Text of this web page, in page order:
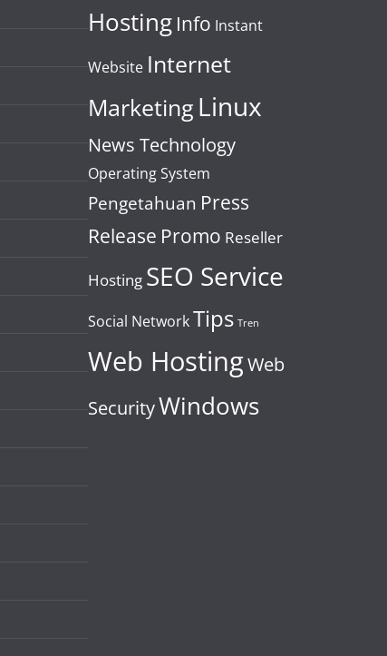
Hosting Info Instant
Website Internet
Marketing Linux
News Technology
Operating System
Pengetahuan Press
Release Promo Reseller
Hosting SEO Service
Social NetworkTips Tren
Web HostingWeb
SecurityWindows